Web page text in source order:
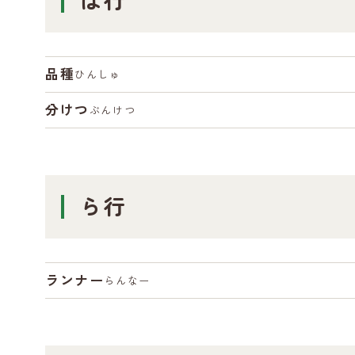
品種 ひんしゅ
分けつ ぶんけつ
ら行
ランナー らんなー